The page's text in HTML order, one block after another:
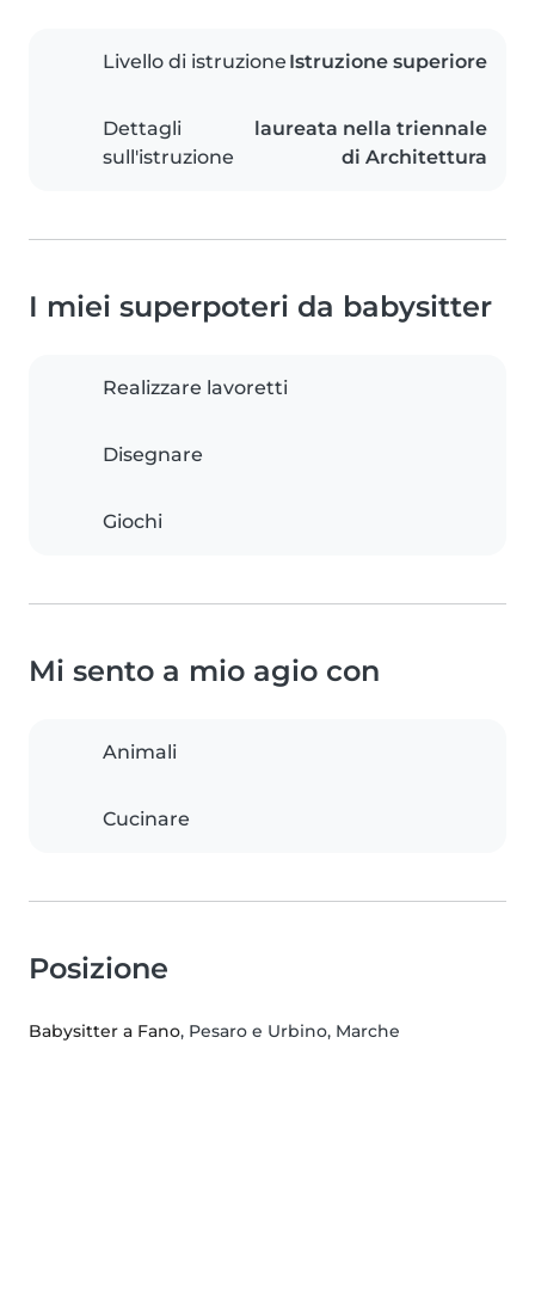
Livello di istruzione Istruzione superiore
Dettagli
sull'istruzione
laureata nella triennale
di Architettura
I miei superpoteri da babysitter
Realizzare lavoretti
Disegnare
Giochi
Mi sento a mio agio con
Animali
Cucinare
Posizione
Babysitter a Fano, Pesaro e Urbino, Marche